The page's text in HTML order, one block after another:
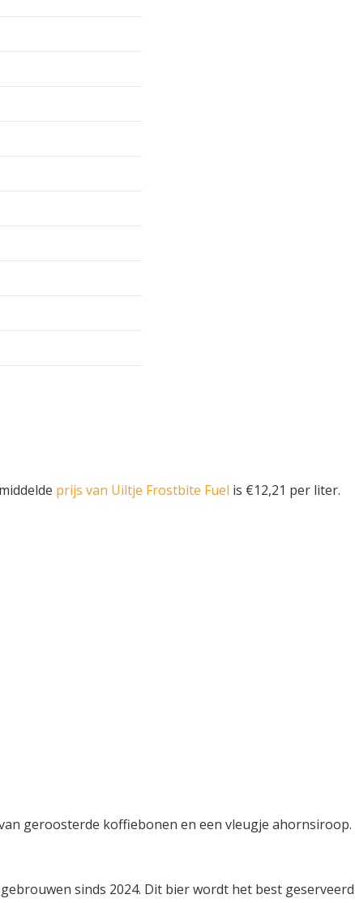
prijs van Uiltje Frostbite Fuel is €12,21 per liter.
geroosterde koffiebonen en een vleugje
sinds 2024. Dit bier wordt het best